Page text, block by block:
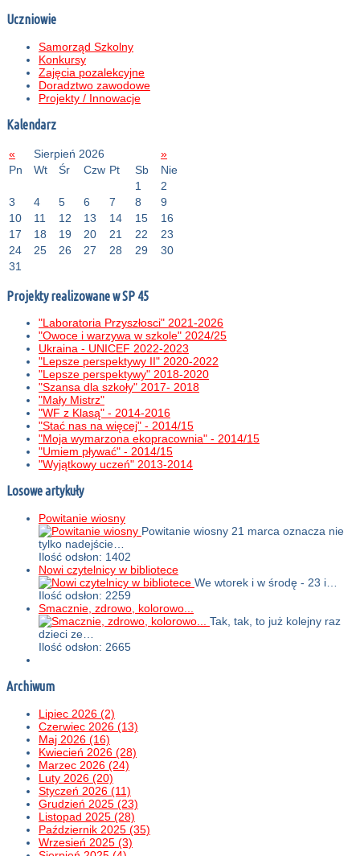
Uczniowie
Samorząd Szkolny
Konkursy
Zajęcia pozalekcyjne
Doradztwo zawodowe
Projekty / Innowacje
Kalendarz
« Sierpień 2026
»
Pn
Wt Śr Czw Pt Sb
Nie
1
2
3
4 5 6 7 8
9
10
11 12 13 14 15
16
17
18 19 20 21 22
23
24
25 26 27 28 29
30
31
Projekty realizowane w SP 45
"Laboratoria Przyszłosci" 2021-2026
"Owoce i warzywa w szkole" 2024/25
Ukraina - UNICEF 2022-2023
"Lepsze perspektywy II" 2020-2022
"Lepsze perspektywy" 2018-2020
"Szansa dla szkoły" 2017- 2018
"Mały Mistrz"
"WF z Klasą" - 2014-2016
"Stać nas na więcej" - 2014/15
"Moja wymarzona ekopracownia" - 2014/15
"Umiem pływać" - 2014/15
"Wyjątkowy uczeń" 2013-2014
Losowe artykuły
Powitanie wiosny
Powitanie wiosny 21 marca oznacza nie
tylko nadejście…
Ilość odsłon: 1402
Nowi czytelnicy w bibliotece
We wtorek i w środę - 23 i…
Ilość odsłon: 2259
Smacznie, zdrowo, kolorowo...
Tak, tak, to już kolejny raz
dzieci ze…
Ilość odsłon: 2665
Archiwum
Lipiec 2026 (2)
Czerwiec 2026 (13)
Maj 2026 (16)
Kwiecień 2026 (28)
Marzec 2026 (24)
Luty 2026 (20)
Styczeń 2026 (11)
Grudzień 2025 (23)
Listopad 2025 (28)
Październik 2025 (35)
Wrzesień 2025 (3)